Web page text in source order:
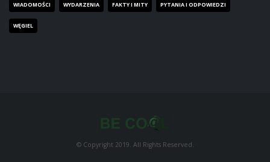
WIADOMOŚCI WYDARZENIA FAKTY I MITY PYTANIA I ODPOWIEDZI
WĘGIEL
© Copyright 2019. All Rights Reserved.